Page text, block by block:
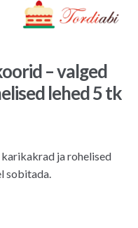
– valged
lehed 5 tk
ja rohelised
sobitada.